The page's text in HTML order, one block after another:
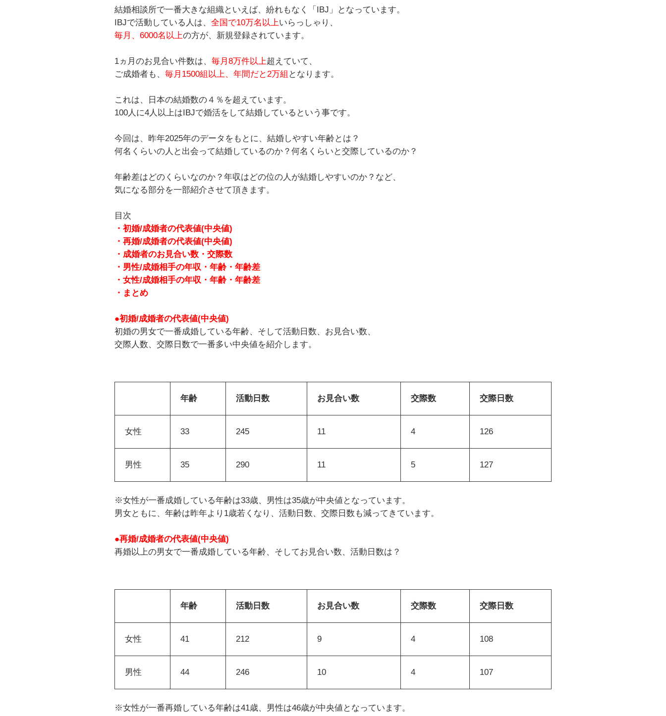
結婚相談所で一番大きな組織といえば、紛れもなく「IBJ」となっています。
IBJで活動している人は、 全国で10万名以上いらっしゃり、
毎月、6000名以上の方が、新規登録されています。
1ヵ月のお見合い件数は、 毎月8万件以上超えていて、
ご成婚者も、 毎月1500組以上、年間だと2万組 となります。
これは、日本の結婚数の４％を超えています。
100人に4人以上はIBJで婚活をして結婚しているという事です。
今回は、昨年2025年のデータをもとに、結婚しやすい年齢とは？
何名くらいの人と出会って結婚しているのか？何名くらいと交際しているのか？
年齢差はどのくらいなのか？年収はどの位の人が結婚しやすいのか？など、
気になる部分を一部紹介させて頂きます。
目次
・初婚/成婚者の代表値(中央値)
・再婚/成婚者の代表値(中央値)
・成婚者のお見合い数・交際数
・男性/成婚相手の年収・年齢・年齢差
・女性/成婚相手の年収・年齢・年齢差
・まとめ
●初婚/成婚者の代表値(中央値)
初婚の男女で一番成婚している年齢、そして活動日数、お見合い数、
交際人数、交際日数で一番多い中央値を紹介します。
年齢 活動日数 お見合い数 交際数 交際日数
女性 33 245 11 4 126
男性 35 290 11 5 127
※女性が一番成婚している年齢は33歳、男性は35歳が中央値となっています。
男女ともに、年齢は昨年より1歳若くなり、活動日数、交際日数も減ってきています。
●再婚/成婚者の代表値(中央値)
再婚以上の男女で一番成婚している年齢、そしてお見合い数、活動日数は？
年齢 活動日数 お見合い数 交際数 交際日数
女性 41 212 9 4 108
男性 44 246 10 4 107
※女性が一番再婚している年齢は41歳、男性は46歳が中央値となっています。